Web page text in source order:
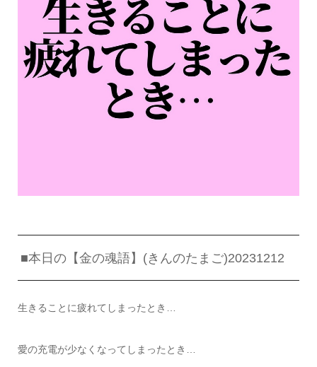
■本日の【金の魂語】(きんのたまご)20231212
生きることに疲れてしまったとき…
愛の充電が少なくなってしまったとき…